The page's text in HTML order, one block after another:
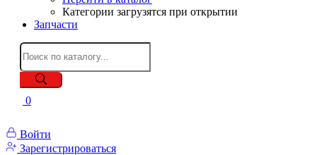
Категории загрузятся при открытии
Запчасти
0
Войти
Зарегистрироваться